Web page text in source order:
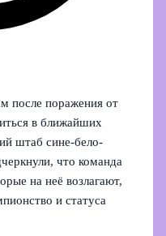
после поражения от
в ближайших
штаб сине-бело-
что команда
на неё возлагают,
и статуса